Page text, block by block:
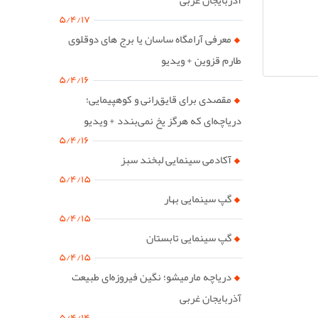
۵/۴/۱۷
معرفی آرامگاه ساسان یا برج های دوقلوی
طارم قزوین + ویدیو
۵/۴/۱۶
مقصدی برای قایق‌رانی و کوهپیمایی؛
دریاچه‌ای که هرگز یخ نمی‌بندد + ویدیو
۵/۴/۱۶
آکادمی سینمایی لبخند سبز
۵/۴/۱۵
گپ سینمایی بهار
۵/۴/۱۵
گپ سینمایی تابستان
۵/۴/۱۵
دریاچه مارمیشو؛ نگین فیروزه‌ای طبیعت
آذربایجان غربی